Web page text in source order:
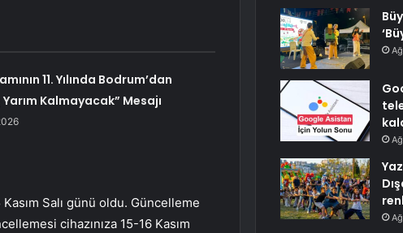
11. Yılında Bodrum’dan
Kalmayacak” Mesajı
Salı günü oldu. Güncelleme
cihazınıza 15-16 Kasım